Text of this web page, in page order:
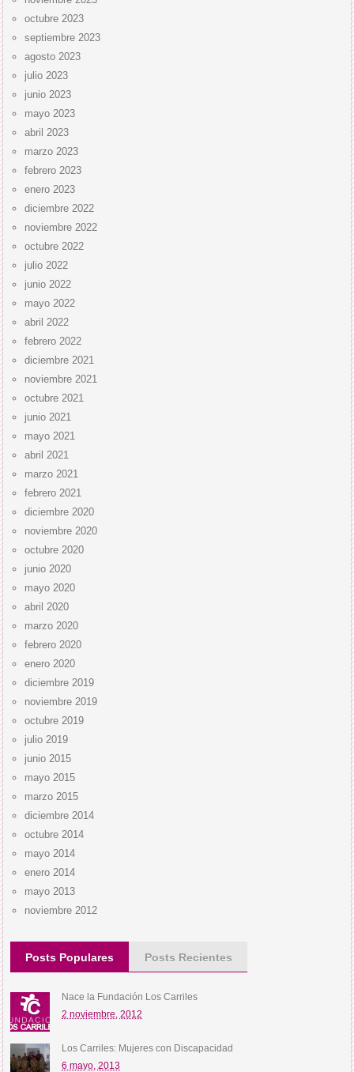
octubre 2023
septiembre 2023
agosto 2023
julio 2023
junio 2023
mayo 2023
abril 2023
marzo 2023
febrero 2023
enero 2023
diciembre 2022
noviembre 2022
octubre 2022
julio 2022
junio 2022
mayo 2022
abril 2022
febrero 2022
diciembre 2021
noviembre 2021
octubre 2021
junio 2021
mayo 2021
abril 2021
marzo 2021
febrero 2021
diciembre 2020
noviembre 2020
octubre 2020
junio 2020
mayo 2020
abril 2020
marzo 2020
febrero 2020
enero 2020
diciembre 2019
noviembre 2019
octubre 2019
julio 2019
junio 2015
mayo 2015
marzo 2015
diciembre 2014
octubre 2014
mayo 2014
enero 2014
mayo 2013
noviembre 2012
Posts Populares Posts Recientes
Nace la Fundación Los Carriles
2 noviembre, 2012
Los Carriles: Mujeres con Discapacidad
6 mayo, 2013